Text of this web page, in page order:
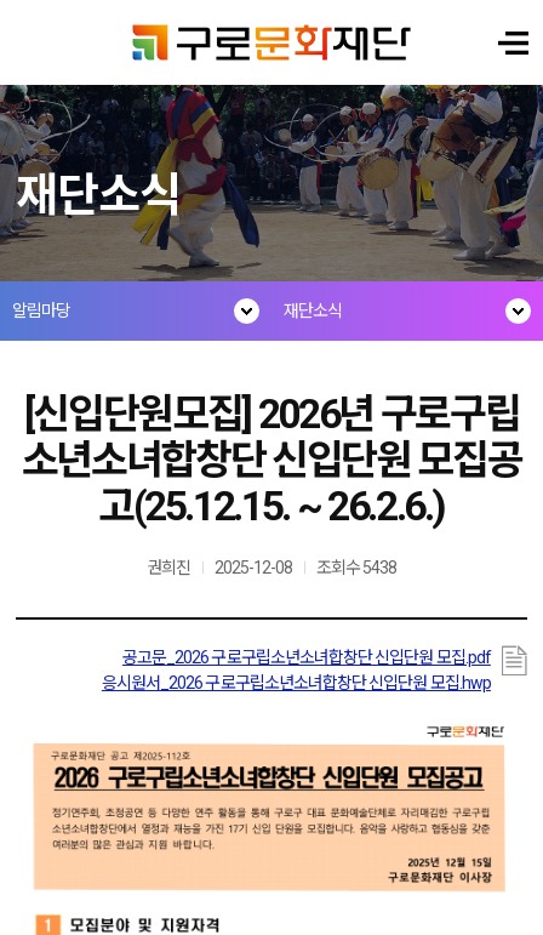
재단소식
알림마당 재단소식
[신입단원모집] 2026년 구로구립
소년소녀합창단 신입단원 모집공
고(25.12.15. ~ 26.2.6.)
권희진 2025-12-08 조회수 5438
공고문_2026 구로구립소년소녀합창단 신입단원 모집.pdf
응시원서_2026 구로구립소년소녀합창단 신입단원 모집.hwp